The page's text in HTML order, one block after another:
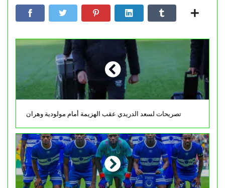
تصريحات لسعد الدريدي عقب الهزيمة أمام مولودية وهران